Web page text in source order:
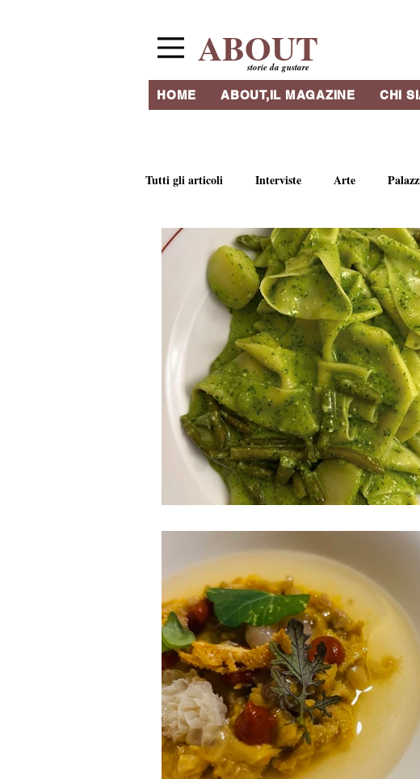
ABOUT
storie da gustare
HOME ABOUT,IL MAGAZINE CHI
Tutti gli articoli Interviste Arte
Ricette e tradizioni culinarie Libri e riviste
Ristoranti & Ritrovi Artigianato
Gite fuori porta Enogastronomia
Trentino-Alto Adige Veneto Friuli-